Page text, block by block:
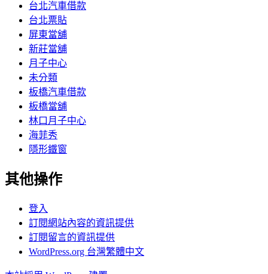
台北汽車借款
台北票貼
屏東當舖
新莊當舖
月子中心
未分類
板橋汽車借款
板橋當舖
林口月子中心
海菲秀
隱形鐵窗
其他操作
登入
訂閱網站內容的資訊提供
訂閱留言的資訊提供
WordPress.org 台灣繁體中文